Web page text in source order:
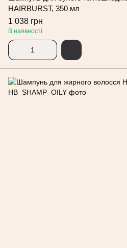
HAIRBURST, 350 мл
1 038 грн
В наявності